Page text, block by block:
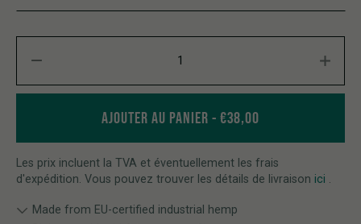
AJOUTER AU PANIER €38,00
Les prix incluent la TVA et éventuellement les frais
d'expédition. Vous pouvez trouver les détails de livraison ici .
Made from EU-certified industrial hemp